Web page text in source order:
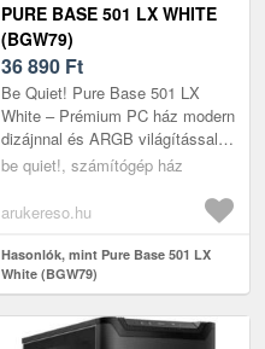
PURE BASE 501 LX WHITE
(BGW79)
36 890 Ft
Be Quiet! Pure Base 501 LX
White – Prémium PC ház modern
dizájnnal és ARGB világítással!
Ha egy letisztult, stílusos és
be quiet!, számítógép ház
arukereso.hu
Hasonlók, mint Pure Base 501 LX
White (BGW79)